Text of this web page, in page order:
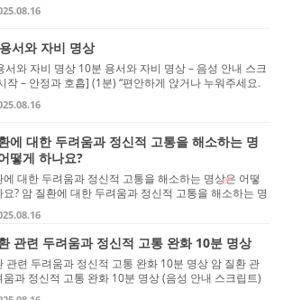
안하게 앉거나 누워주세요. 척추는 곧게 세우고, 어깨
서와 자비 명상
서와 자비 명상 10분 용서와 자비 명상 – 음성 안내 스크
작 – 안정과 호흡] (1분) “편안하게 앉거나 누워주세요.
을 감고, 자연스러운 호흡을 느껴봅니다. 깊게 숨을 들
에 대한 두려움과 정신적 고통을 해소하는 명
떻게 하나요?
에 대한 두려움과 정신적 고통을 해소하는 명상은 어떻
요? 암 질환에 대한 두려움과 정신적 고통을 해소하는 명
명상은 마음의 평정과 수용, 자기 연민, 현재 순간에 집
관련 두려움과 정신적 고통 완화 10분 명상
관련 두려움과 정신적 고통 완화 10분 명상 암 질환 관
움과 정신적 고통 완화 10분 명상 (음성 안내 스크립트)